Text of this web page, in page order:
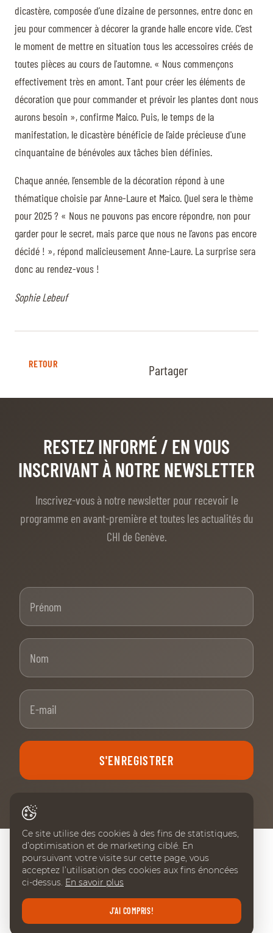
dicastère, composée d’une dizaine de personnes, entre donc en
jeu pour commencer à décorer la grande halle encore vide. C’est
le moment de mettre en situation tous les accessoires créés de
toutes pièces au cours de l'automne. « Nous commençons
effectivement très en amont. Tant pour créer les éléments de
décoration que pour commander et prévoir les plantes dont nous
aurons besoin », confirme Maico. Puis, le temps de la
manifestation, le dicastère bénéficie de l’aide précieuse d'une
cinquantaine de bénévoles aux tâches bien définies.
Chaque année, l’ensemble de la décoration répond à une
thématique choisie par Anne-Laure et Maico. Quel sera le thème
pour 2025 ? « Nous ne pouvons pas encore répondre, non pour
garder pour le secret, mais parce que nous ne l’avons pas encore
décidé ! », répond malicieusement Anne-Laure. La surprise sera
donc au rendez-vous !
Sophie Lebeuf
RETOUR Partager
RESTEZ INFORMÉ / EN VOUS
INSCRIVANT À NOTRE NEWSLETTER
Inscrivez-vous à notre newsletter pour recevoir le
programme en avant-première et toutes les actualités du
CHI de Genève.
S'ENREGISTRER
NOS PARTENAIRES PRINCIPAUX
Ce site utilise des cookies à des fins de statistiques,
d’optimisation et de marketing ciblé. En
poursuivant votre visite sur cette page, vous
acceptez l’utilisation des cookies aux fins énoncées
ci-dessus. En savoir plus
J'AI COMPRIS!